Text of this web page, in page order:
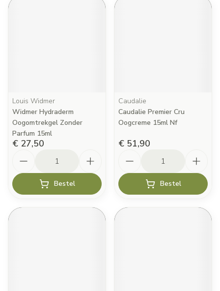
Louis Widmer
Widmer Hydraderm
Oogomtrekgel Zonder
Parfum 15ml
€ 27,50
Bestel
Caudalie
Caudalie Premier Cru
Oogcreme 15ml Nf
€ 51,90
Bestel